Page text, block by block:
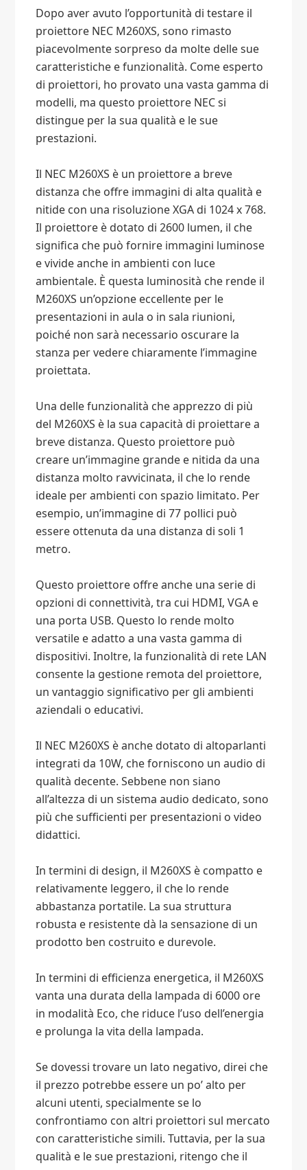
Dopo aver avuto l’opportunità di testare il
proiettore NEC M260XS, sono rimasto
piacevolmente sorpreso da molte delle sue
caratteristiche e funzionalità. Come esperto
di proiettori, ho provato una vasta gamma di
modelli, ma questo proiettore NEC si
distingue per la sua qualità e le sue
prestazioni.
Il NEC M260XS è un proiettore a breve
distanza che offre immagini di alta qualità e
nitide con una risoluzione XGA di 1024 x 768.
Il proiettore è dotato di 2600 lumen, il che
significa che può fornire immagini luminose
e vivide anche in ambienti con luce
ambientale. È questa luminosità che rende il
M260XS un’opzione eccellente per le
presentazioni in aula o in sala riunioni,
poiché non sarà necessario oscurare la
stanza per vedere chiaramente l’immagine
proiettata.
Una delle funzionalità che apprezzo di più
del M260XS è la sua capacità di proiettare a
breve distanza. Questo proiettore può
creare un’immagine grande e nitida da una
distanza molto ravvicinata, il che lo rende
ideale per ambienti con spazio limitato. Per
esempio, un’immagine di 77 pollici può
essere ottenuta da una distanza di soli 1
metro.
Questo proiettore offre anche una serie di
opzioni di connettività, tra cui HDMI, VGA e
una porta USB. Questo lo rende molto
versatile e adatto a una vasta gamma di
dispositivi. Inoltre, la funzionalità di rete LAN
consente la gestione remota del proiettore,
un vantaggio significativo per gli ambienti
aziendali o educativi.
Il NEC M260XS è anche dotato di altoparlanti
integrati da 10W, che forniscono un audio di
qualità decente. Sebbene non siano
all’altezza di un sistema audio dedicato, sono
più che sufficienti per presentazioni o video
didattici.
In termini di design, il M260XS è compatto e
relativamente leggero, il che lo rende
abbastanza portatile. La sua struttura
robusta e resistente dà la sensazione di un
prodotto ben costruito e durevole.
In termini di efficienza energetica, il M260XS
vanta una durata della lampada di 6000 ore
in modalità Eco, che riduce l’uso dell’energia
e prolunga la vita della lampada.
Se dovessi trovare un lato negativo, direi che
il prezzo potrebbe essere un po’ alto per
alcuni utenti, specialmente se lo
confrontiamo con altri proiettori sul mercato
con caratteristiche simili. Tuttavia, per la sua
qualità e le sue prestazioni, ritengo che il